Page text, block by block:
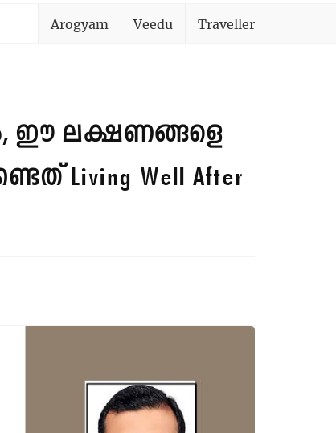
Arogyam Veedu Traveller
ഈ ലക്ഷണങ്ങളെ
Living Well After